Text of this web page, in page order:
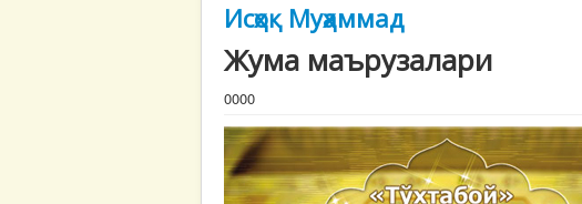
Исҳоқ Муҳаммад
Жума маърузалари
0000